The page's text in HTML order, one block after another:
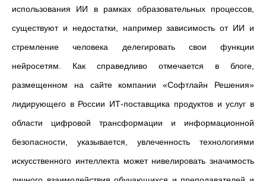
использования ИИ в рамках образовательных процессов,
существуют и недостатки, например зависимость от ИИ и
стремление человека делегировать свои функции
нейросетям. Как справедливо отмечается в блоге,
размещенном на сайте компании «Софтлайн Решения»
лидирующего в России ИТ-поставщика продуктов и услуг в
области цифровой трансформации и информационной
безопасности, указывается, увлеченность технологиями
искусственного интеллекта может нивелировать значимость